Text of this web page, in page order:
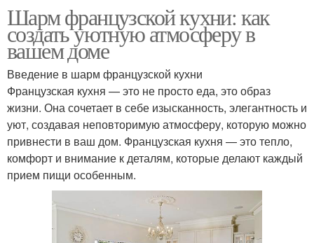
Шарм французской кухни: как
создать уютную атмосферу в
вашем доме
Введение в шарм французской кухни
Французская кухня — это не просто еда, это образ
жизни. Она сочетает в себе изысканность, элегантность и
уют, создавая неповторимую атмосферу, которую можно
привнести в ваш дом. Французская кухня — это тепло,
комфорт и внимание к деталям, которые делают каждый
прием пищи особенным.